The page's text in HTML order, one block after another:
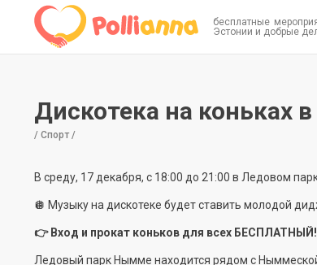
бесплатные
Эстонии и добрые
Дискотека на коньках
/ Спорт /
В среду, 17 декабря, с 18:00 до 21:00 в Ледовом
🪩 Музыку на дискотеке будет ставить молодой
👉 Вход и прокат коньков для всех БЕСПЛАТНЫЙ!
Ледовый парк Нымме находится рядом с